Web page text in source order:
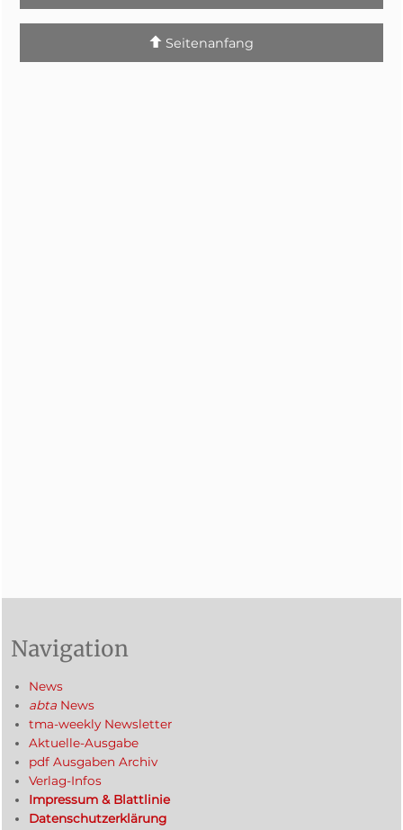
Seitenanfang
Navigation
News
abta News
tma-weekly Newsletter
Aktuelle-Ausgabe
pdf Ausgaben Archiv
Verlag-Infos
Impressum & Blattlinie
Datenschutzerklärung